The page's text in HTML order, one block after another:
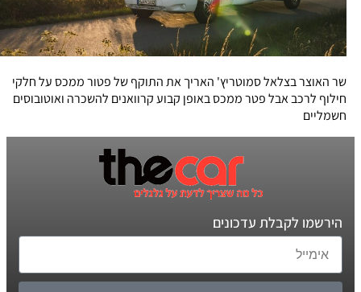
שר האוצר בצלאל סמוטריץ' האריך את התוקף של פטור ממכס על חלקי
חילוף לרכב אבל פטר ממכס באופן קבוע קרוואנים להשכרה ואוטובוסים
חשמליים
הירשמו לקבלת עדכונים